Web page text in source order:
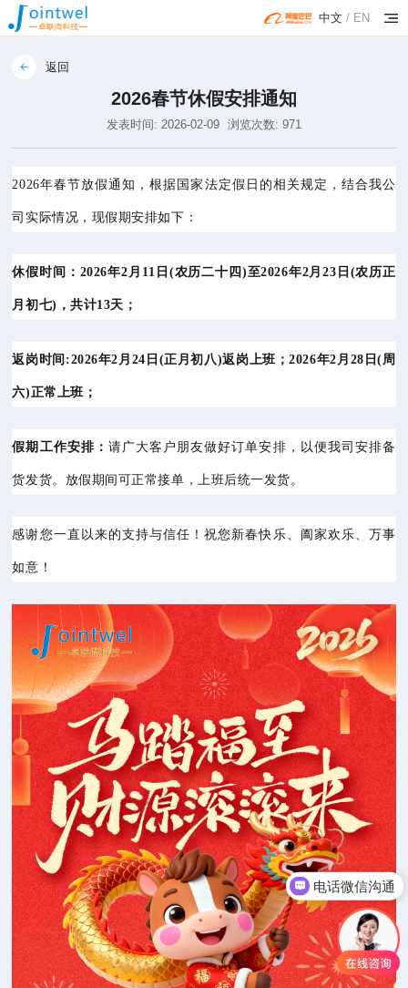
中文 / EN
返回
2026春节休假安排通知
发表时间: 2026-02-09 浏览次数: 971
2026年春节放假通知，根据国家法定假日的相关规定，结合我公
司实际情况，现假期安排如下：
休假时间：2026年2月11日(农历二十四)至2026年2月23日(农历正
月初七)，共计13天；
返岗时间 :2026年2月24日(正月初八)返岗上班；2026年2月28日(周
六)正常上班；
假期工作安排： 请广大客户朋友做好订单安排，以便我司安排备
货发货。放假期间可正常接单，上班后统一发货。
感谢您一直以来的支持与信任！祝您新春快乐、阖家欢乐、万事
如意！
电话微信沟通